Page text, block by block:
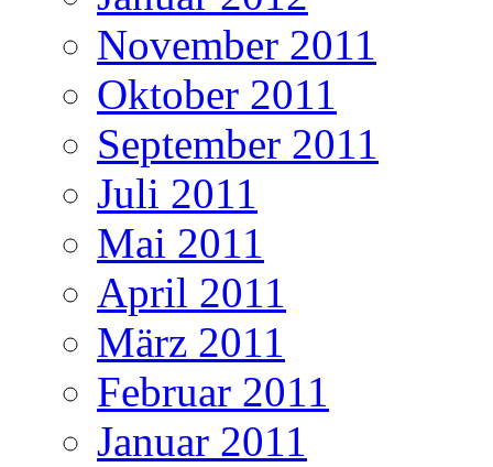
November 2011
Oktober 2011
September 2011
Juli 2011
Mai 2011
April 2011
März 2011
Februar 2011
Januar 2011